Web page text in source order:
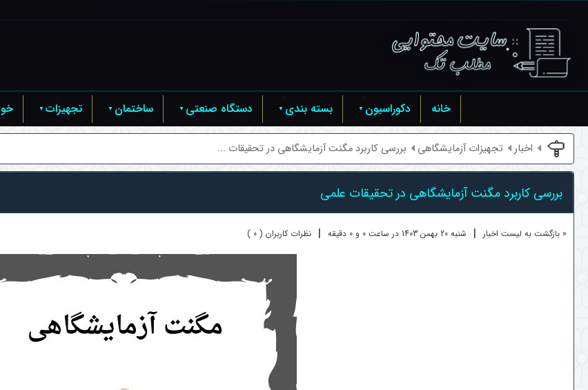
خانه دکوراسیون بسته بندی دستگاه صنعتی ساختمان تجهیزات
اخبار تجهیزات آزمایشگاهی بررسی کاربرد مگنت آزمایشگاهی در تحقیقات ...
بررسی کاربرد مگنت آزمایشگاهی در تحقیقات علمی
« بازگشت به لیست اخبار | شنبه 20 بهمن 1403 در ساعت 0 و 0 دقیقه | نظرات کاربران ( 0 )